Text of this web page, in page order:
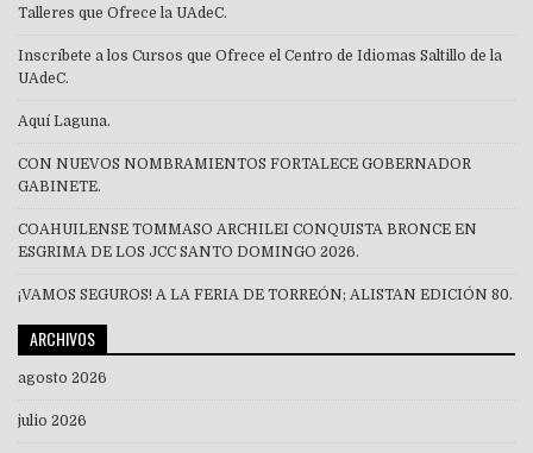
Talleres que Ofrece la UAdeC.
Inscríbete a los Cursos que Ofrece el Centro de Idiomas Saltillo de la
UAdeC.
Aquí Laguna.
CON NUEVOS NOMBRAMIENTOS FORTALECE GOBERNADOR
GABINETE.
COAHUILENSE TOMMASO ARCHILEI CONQUISTA BRONCE EN
ESGRIMA DE LOS JCC SANTO DOMINGO 2026.
¡VAMOS SEGUROS! A LA FERIA DE TORREÓN; ALISTAN EDICIÓN 80.
ARCHIVOS
agosto 2026
julio 2026